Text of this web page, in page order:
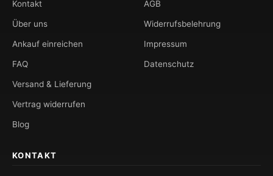
Kontakt
Über uns
Ankauf einreichen
FAQ
Versand & Lieferung
Vertrag widerrufen
Blog
AGB
Widerrufsbelehrung
Impressum
Datenschutz
KONTAKT